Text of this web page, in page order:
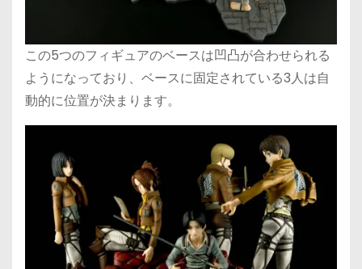
この5つのフィギュアのベースは凹凸が合わせられる
ようになっており、ベースに固定されている3人は自
動的に位置が決まります。